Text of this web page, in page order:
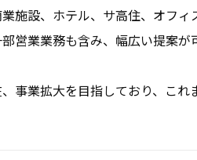
業施設、ホテル、サ高住、オフ
部営業業務も含み、幅広い提案が
事業拡大を目指しており、これ